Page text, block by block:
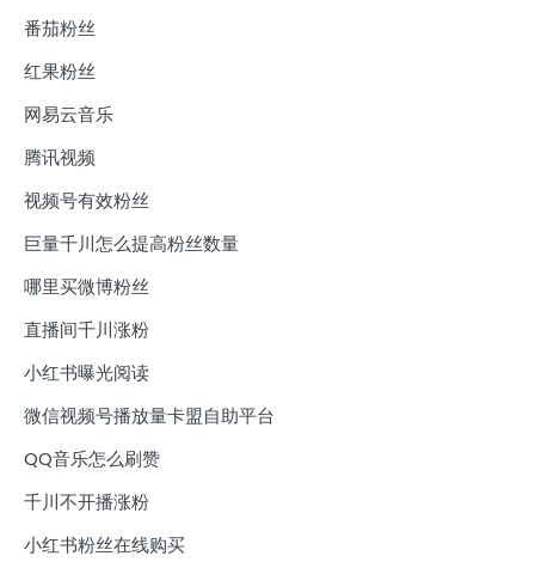
番茄粉丝
红果粉丝
网易云音乐
腾讯视频
视频号有效粉丝
巨量千川怎么提高粉丝数量
哪里买微博粉丝
直播间千川涨粉
小红书曝光阅读
微信视频号播放量卡盟自助平台
QQ音乐怎么刷赞
千川不开播涨粉
小红书粉丝在线购买